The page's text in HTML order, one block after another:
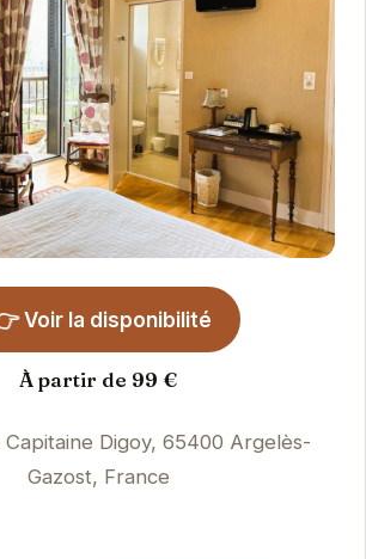
Voir la disponibilité
À partir de 99 €
Capitaine Digoy, 65400 Argelès-
Gazost, France